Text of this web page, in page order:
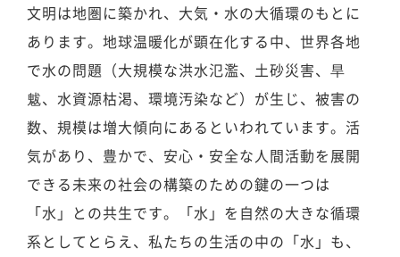
文明は地圏に築かれ、大気・水の大循環のもとに
あります。地球温暖化が顕在化する中、世界各地
で水の問題（大規模な洪水氾濫、土砂災害、旱
魃、水資源枯渇、環境汚染など）が生じ、被害の
数、規模は増大傾向にあるといわれています。活
気があり、豊かで、安心・安全な人間活動を展開
できる未来の社会の構築のための鍵の一つは
「水」との共生です。「水」を自然の大きな循環
系としてとらえ、私たちの生活の中の「水」も、